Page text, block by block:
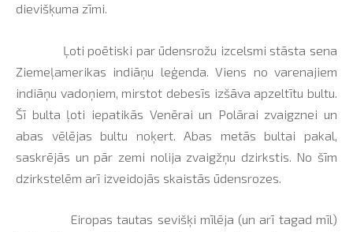
dievišķuma zīmi.
Ļoti poētiski par ūdensrožu izcelsmi stāsta sena
Ziemeļamerikas indiāņu leģenda. Viens no varenajiem
indiāņu vadoņiem, mirstot debesīs izšāva apzeltītu bultu.
Šī bulta ļoti iepatikās Venērai un Polārai zvaigznei un
abas vēlējas bultu noķert. Abas metās bultai pakal,
saskrējās un pār zemi nolija zvaigžņu dzirkstis. No šīm
dzirkstelēm arī izveidojās skaistās ūdensrozes.
Eiropas tautas sevišķi mīlēja (un arī tagad mīl)